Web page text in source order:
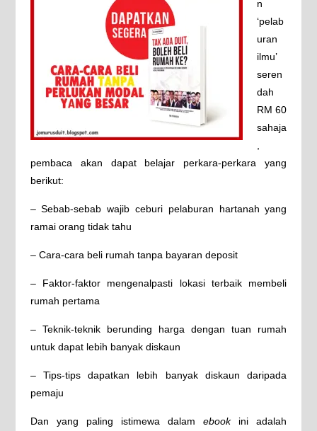
n
‘pelab
uran
ilmu’
seren
dah
RM 60
sahaja
pembaca akan dapat belajar perkara-perkara yang
berikut:
– Sebab-sebab wajib ceburi pelaburan hartanah yang
ramai orang tidak tahu
– Cara-cara beli rumah tanpa bayaran deposit
– Faktor-faktor mengenalpasti lokasi terbaik membeli
rumah pertama
– Teknik-teknik berunding harga dengan tuan rumah
untuk dapat lebih banyak diskaun
– Tips-tips dapatkan lebih banyak diskaun daripada
pemaju
Dan yang paling istimewa dalamebookini adalah